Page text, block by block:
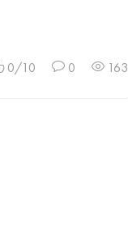
0/10 0 163